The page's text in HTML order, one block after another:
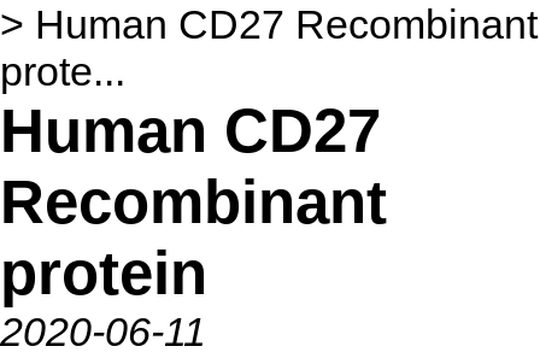
> Human CD27 Recombinant
prote...
Human CD27
Recombinant
protein
2020-06-11